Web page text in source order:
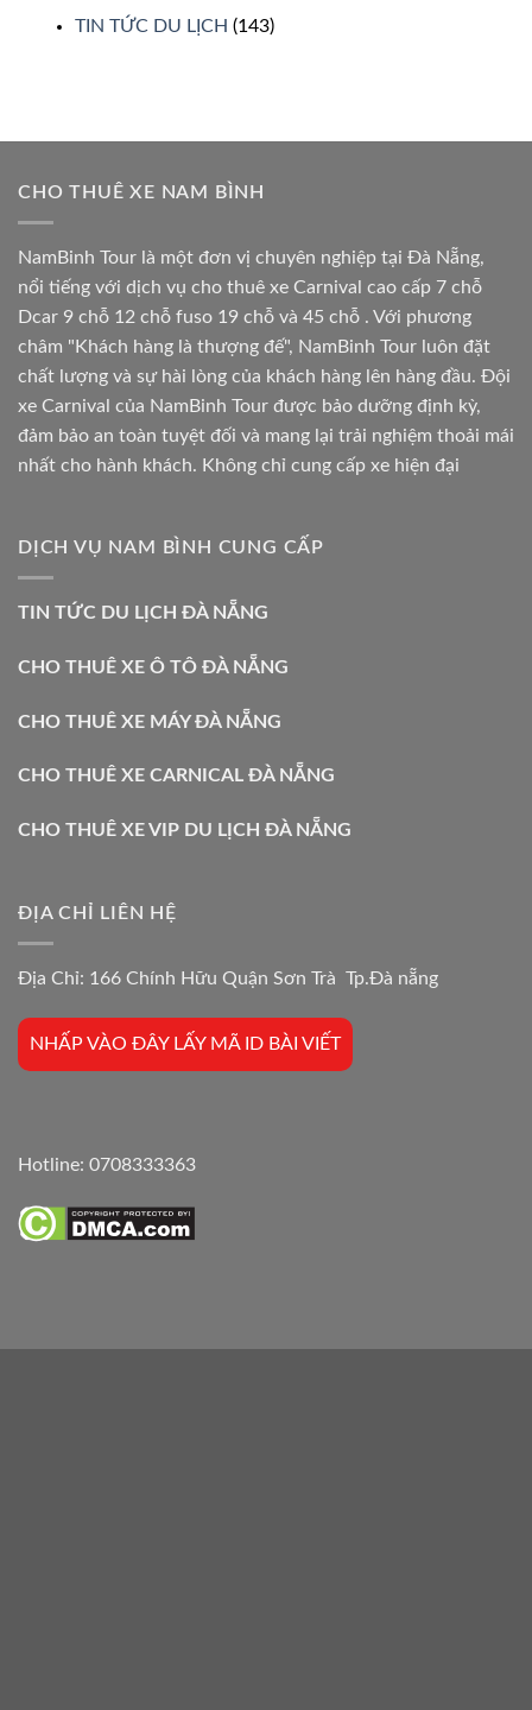
TIN TỨC DU LỊCH (143)
CHO THUÊ XE NAM BÌNH
NamBinh Tour là một đơn vị chuyên nghiệp tại Đà Nẵng,
nổi tiếng với dịch vụ cho thuê xe Carnival cao cấp 7 chỗ
Dcar 9 chỗ 12 chỗ fuso 19 chỗ và 45 chỗ . Với phương
châm "Khách hàng là thượng đế", NamBinh Tour luôn đặt
chất lượng và sự hài lòng của khách hàng lên hàng đầu. Đội
xe Carnival của NamBinh Tour được bảo dưỡng định kỳ,
đảm bảo an toàn tuyệt đối và mang lại trải nghiệm thoải mái
nhất cho hành khách. Không chỉ cung cấp xe hiện đại
DỊCH VỤ NAM BÌNH CUNG CẤP
TIN TỨC DU LỊCH ĐÀ NẴNG
CHO THUÊ XE Ô TÔ ĐÀ NẴNG
CHO THUÊ XE MÁY ĐÀ NẴNG
CHO THUÊ XE CARNICAL ĐÀ NẴNG
CHO THUÊ XE VIP DU LỊCH ĐÀ NẴNG
ĐỊA CHỈ LIÊN HỆ
Địa Chỉ: 166 Chính Hữu Quận Sơn Trà Tp.Đà nẵng
NHẤP VÀO ĐÂY LẤY MÃ ID BÀI VIẾT
Hotline: 0708333363